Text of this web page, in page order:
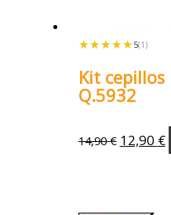
★★★★★
★★★★★ 5(1)
Kit
Q.5932
14,90€ 12,90 €